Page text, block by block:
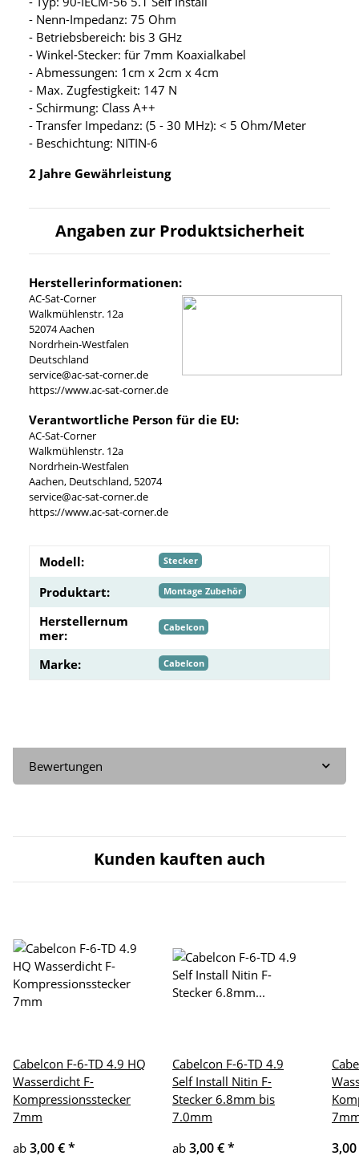
- Nenn-Impedanz: 75 Ohm
- Betriebsbereich: bis 3 GHz
- Winkel-Stecker: für 7mm Koaxialkabel
- Abmessungen: 1cm x 2cm x 4cm
- Max. Zugfestigkeit: 147 N
- Schirmung: Class A++
- Transfer Impedanz: (5 - 30 MHz): < 5 Ohm/Meter
- Beschichtung: NITIN-6
2 Jahre Gewährleistung
Angaben zur Produktsicherheit
Herstellerinformationen:
AC-Sat-Corner
Walkmühlenstr. 12a
52074 Aachen
Nordrhein-Westfalen
Deutschland
service@ac-sat-corner.de
https://www.ac-sat-corner.de
Verantwortliche Person für die EU:
AC-Sat-Corner
Walkmühlenstr. 12a
Nordrhein-Westfalen
Aachen, Deutschland, 52074
service@ac-sat-corner.de
https://www.ac-sat-corner.de
Modell: Stecker
Produktart: Montage Zubehör
Herstellernum
mer:
Cabelcon
Marke: Cabelcon
Bewertungen
Kunden kauften auch
Cabelcon F-6-TD 4.9 HQ
Wasserdicht F-
Kompressionsstecker
7mm
ab 3,00 €*
Cabelcon F-6-TD 4.9
Self Install Nitin F-
Stecker 6.8mm bis
7.0mm
ab 3,00 €*